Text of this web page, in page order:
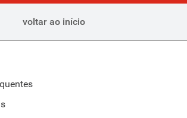
voltar ao início